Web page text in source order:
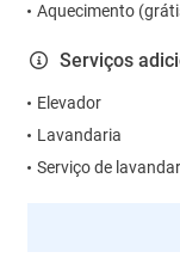
Aquecimento
Serviços
Elevador
Lavandaria
Serviço de